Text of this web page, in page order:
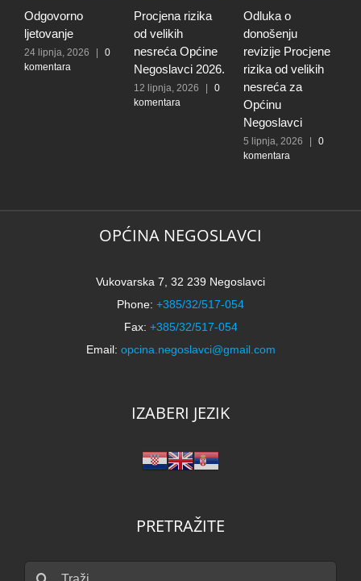
Odgovorno
ljetovanje
24 lipnja, 2026
0
komentara
Procjena rizika
od velikih
nesreća Općine
Negoslavci 2026.
12 lipnja, 2026
0
komentara
Odluka o
donošenju
revizije Procjene
rizika od velikih
nesreća za
Općinu
Negoslavci
5 lipnja, 2026
0
komentara
OPĆINA NEGOSLAVCI
Vukovarska 7, 32 239 Negoslavci
Phone: +385/32/517-054
Fax: +385/32/517-054
Email: opcina.negoslavci@gmail.com
IZABERI JEZIK
PRETRAŽITE
Traži...